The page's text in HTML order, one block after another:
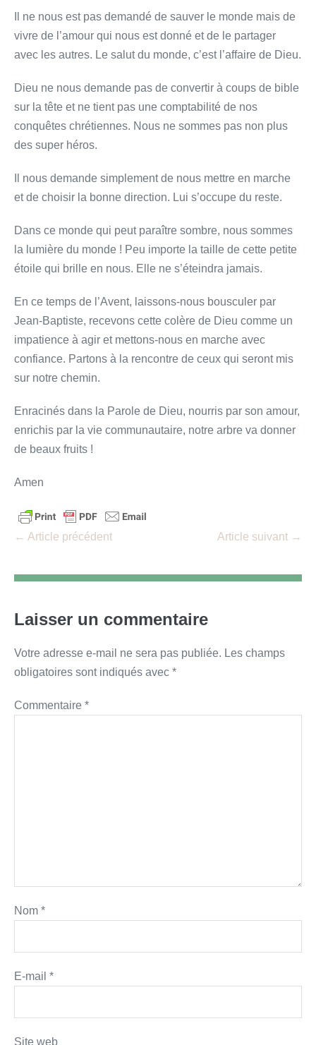
Il ne nous est pas demandé de sauver le monde mais de
vivre de l’amour qui nous est donné et de le partager
avec les autres. Le salut du monde, c’est l’affaire de Dieu.
Dieu ne nous demande pas de convertir à coups de bible
sur la tête et ne tient pas une comptabilité de nos
conquêtes chrétiennes. Nous ne sommes pas non plus
des super héros.
Il nous demande simplement de nous mettre en marche
et de choisir la bonne direction. Lui s’occupe du reste.
Dans ce monde qui peut paraître sombre, nous sommes
la lumière du monde ! Peu importe la taille de cette petite
étoile qui brille en nous. Elle ne s’éteindra jamais.
En ce temps de l’Avent, laissons-nous bousculer par
Jean-Baptiste, recevons cette colère de Dieu comme un
impatience à agir et mettons-nous en marche avec
confiance. Partons à la rencontre de ceux qui seront mis
sur notre chemin.
Enracinés dans la Parole de Dieu, nourris par son amour,
enrichis par la vie communautaire, notre arbre va donner
de beaux fruits !
Amen
Navigation
← Article précédent Article suivant →
Laisser un commentaire
Votre adresse e-mail ne sera pas publiée. Les champs
obligatoires sont indiqués avec *
Commentaire *
Nom *
E-mail *
Site web